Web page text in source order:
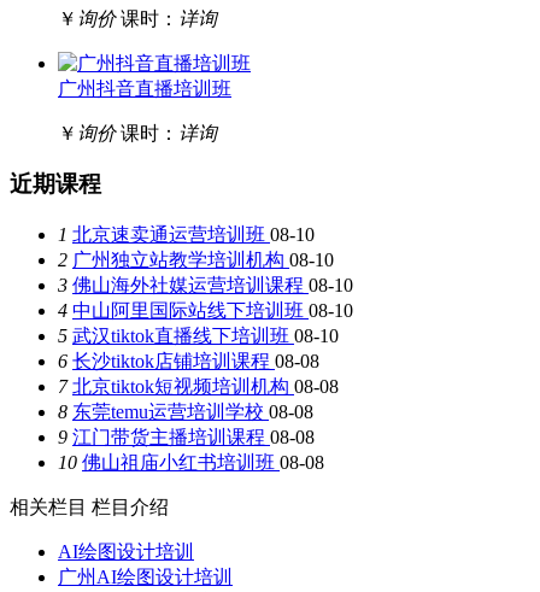
￥ 询价 课时： 详询
广州抖音直播培训班
￥ 询价 课时： 详询
近期课程
1 北京速卖通运营培训班 08-10
2 广州独立站教学培训机构 08-10
3 佛山海外社媒运营培训课程 08-10
4 中山阿里国际站线下培训班 08-10
5 武汉tiktok直播线下培训班 08-10
6 长沙tiktok店铺培训课程 08-08
7 北京tiktok短视频培训机构 08-08
8 东莞temu运营培训学校 08-08
9 江门带货主播培训课程 08-08
10 佛山祖庙小红书培训班 08-08
相关栏目 栏目介绍
AI绘图设计培训
广州AI绘图设计培训